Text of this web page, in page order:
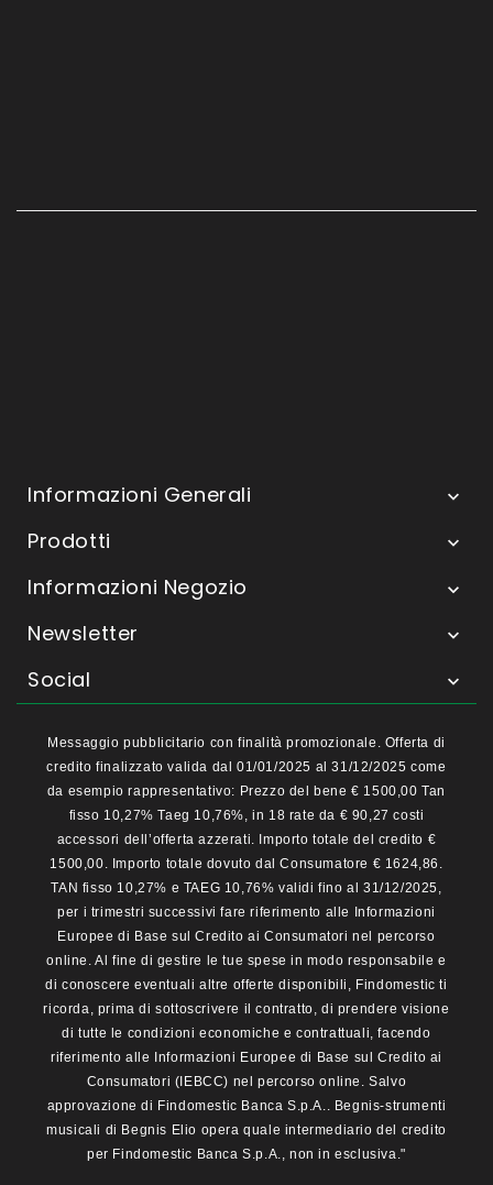
Informazioni Generali 
Prodotti 
Informazioni Negozio 
Newsletter 
Social 
Messaggio pubblicitario con finalità promozionale. Offerta di
credito finalizzato valida dal 01/01/2025 al 31/12/2025 come
da esempio rappresentativo: Prezzo del bene € 1500,00 Tan
fisso 10,27% Taeg 10,76%, in 18 rate da € 90,27 costi
accessori dell’offerta azzerati. Importo totale del credito €
1500,00. Importo totale dovuto dal Consumatore € 1624,86.
TAN fisso 10,27% e TAEG 10,76% validi fino al 31/12/2025,
per i trimestri successivi fare riferimento alle Informazioni
Europee di Base sul Credito ai Consumatori nel percorso
online. Al fine di gestire le tue spese in modo responsabile e
di conoscere eventuali altre offerte disponibili, Findomestic ti
ricorda, prima di sottoscrivere il contratto, di prendere visione
di tutte le condizioni economiche e contrattuali, facendo
riferimento alle Informazioni Europee di Base sul Credito ai
Consumatori (IEBCC) nel percorso online. Salvo
approvazione di Findomestic Banca S.p.A.. Begnis-strumenti
musicali di Begnis Elio opera quale intermediario del credito
per Findomestic Banca S.p.A., non in esclusiva."